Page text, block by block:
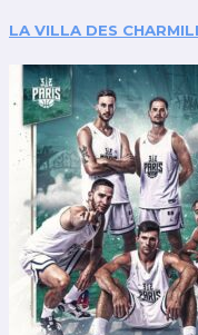
LA VILLA DES